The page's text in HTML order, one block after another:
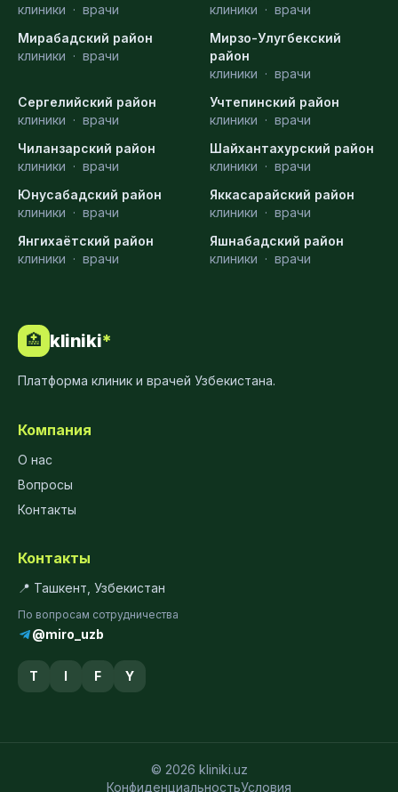
клиники · врачи
клиники · врачи
Мирабадский район
клиники · врачи
Мирзо-Улугбекский
район
клиники · врачи
Сергелийский район
клиники · врачи
Учтепинский район
клиники · врачи
Чиланзарский район
клиники · врачи
Шайхантахурский район
клиники · врачи
Юнусабадский район
клиники · врачи
Яккасарайский район
клиники · врачи
Янгихаётский район
клиники · врачи
Яшнабадский район
клиники · врачи
🏥 kliniki*
Платформа клиник и врачей Узбекистана.
Компания
О нас
Вопросы
Контакты
Контакты
📍 Ташкент, Узбекистан
По вопросам сотрудничества
@miro_uzb
T I F Y
© 2026 kliniki.uz
КонфиденциальностьУсловия